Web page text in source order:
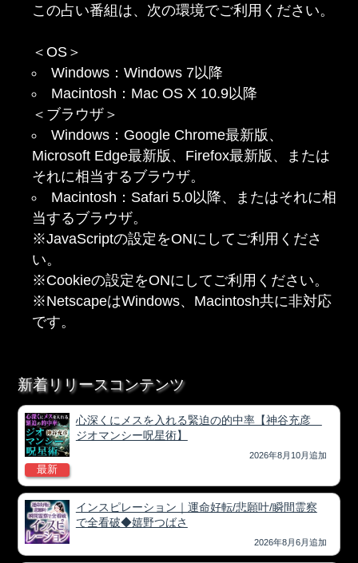
この占い番組は、次の環境でご利用ください。
＜OS＞
Windows：Windows 7以降
Macintosh：Mac OS X 10.9以降
＜ブラウザ＞
Windows：Google Chrome最新版、
Microsoft Edge最新版、Firefox最新版、または
それに相当するブラウザ。
Macintosh：Safari 5.0以降、またはそれに相
当するブラウザ。
※JavaScriptの設定をONにしてご利用くださ
い。
※Cookieの設定をONにしてご利用ください。
※NetscapeはWindows、Macintosh共に非対応
です。
新着リリースコンテンツ
最新
心深くにメスを入れる緊迫の的中率【神谷充彦
ジオマンシー呪星術】
2026年8月10月追加
インスピレーション｜運命好転/悲願叶/瞬間霊察
で全看破◆嬉野つばさ
2026年8月6月追加